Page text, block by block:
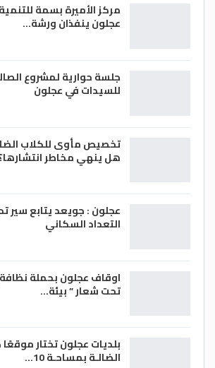
كارينغتون لتأمين منطقة
الذي سيكون فيه اللاعبون، أدهم
وعمر نصار، متاحين للتناوب طبقا
مركز الأميرة بسمة
عجلون ينفذان ورشة…
جلسة حوارية لمشروع
للسيدات في عجلون
تخصيص مأوى للكلاب
هل ينهي مخاطر
عجلون : جويعد يتابع سير
التعداد السكاني
اوقاف عجلون بحملة
تحت شعار ” بيئة…
بلديات عجلون تختار
الضالـة بمساحـة 10…